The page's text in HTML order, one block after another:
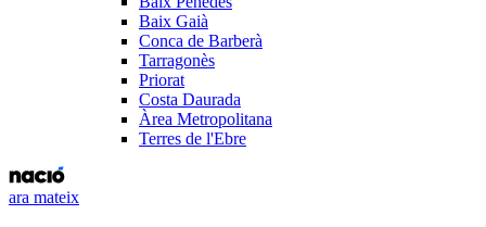
Baix Gaià
Conca de Barberà
Tarragonès
Priorat
Costa Daurada
Àrea Metropolitana
Terres de l'Ebre
ara mateix